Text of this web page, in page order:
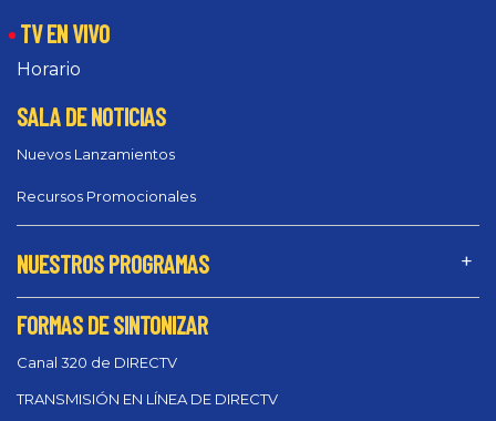
TV EN VIVO
Horario
SALA DE NOTICIAS
Nuevos Lanzamientos
Recursos Promocionales
NUESTROS PROGRAMAS
FORMAS DE SINTONIZAR
Canal 320 de DIRECTV
TRANSMISIÓN EN LÍNEA DE DIRECTV